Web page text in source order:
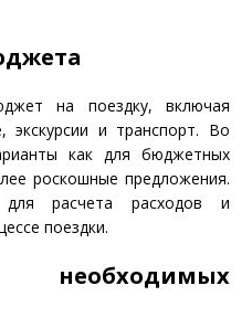
на поездку, включая
экскурсии и транспорт. Во
как для бюджетных
роскошные предложения.
для расчета расходов и
поездки.